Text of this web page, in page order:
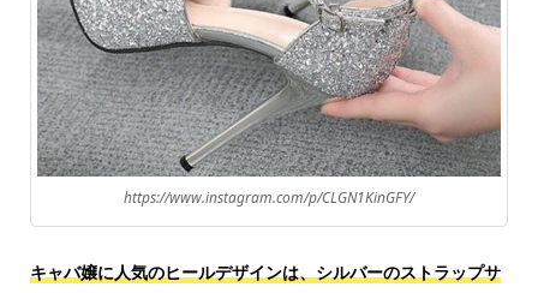
https://www.instagram.com/p/CLGN1KinGFY/
キャバ嬢に人気のヒールデザインは、シルバーのストラップサ